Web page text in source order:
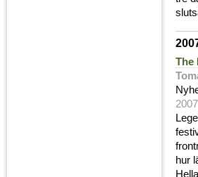
The
hur